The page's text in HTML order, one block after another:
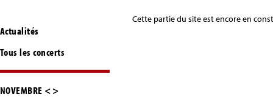
Actualités
Tous les concerts
NOVEMBRE <>
Cette partie du site est encore en